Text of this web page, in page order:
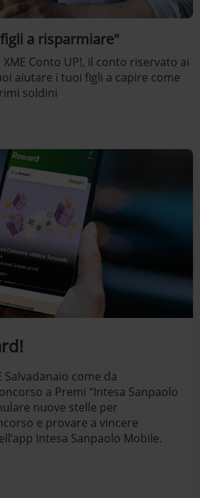
a risparmiare"
Conto UP!, il conto riservato ai
aiutare i tuoi figli a capire come
soldini
Salvadanaio come da
a Premi “Intesa Sanpaolo
nuove stelle per
e provare a vincere
Intesa Sanpaolo Mobile.